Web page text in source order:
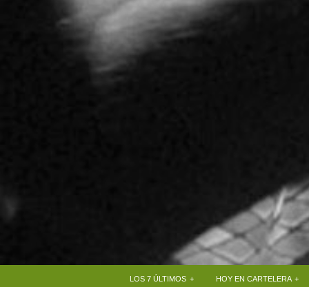
LOS 7 ÚLTIMOS + HOY EN CARTELERA +